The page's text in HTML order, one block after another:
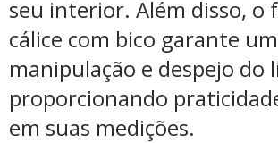
seu interior. Além disso, o
cálice com bico garante
manipulação e despejo do
proporcionando
em suas medições.